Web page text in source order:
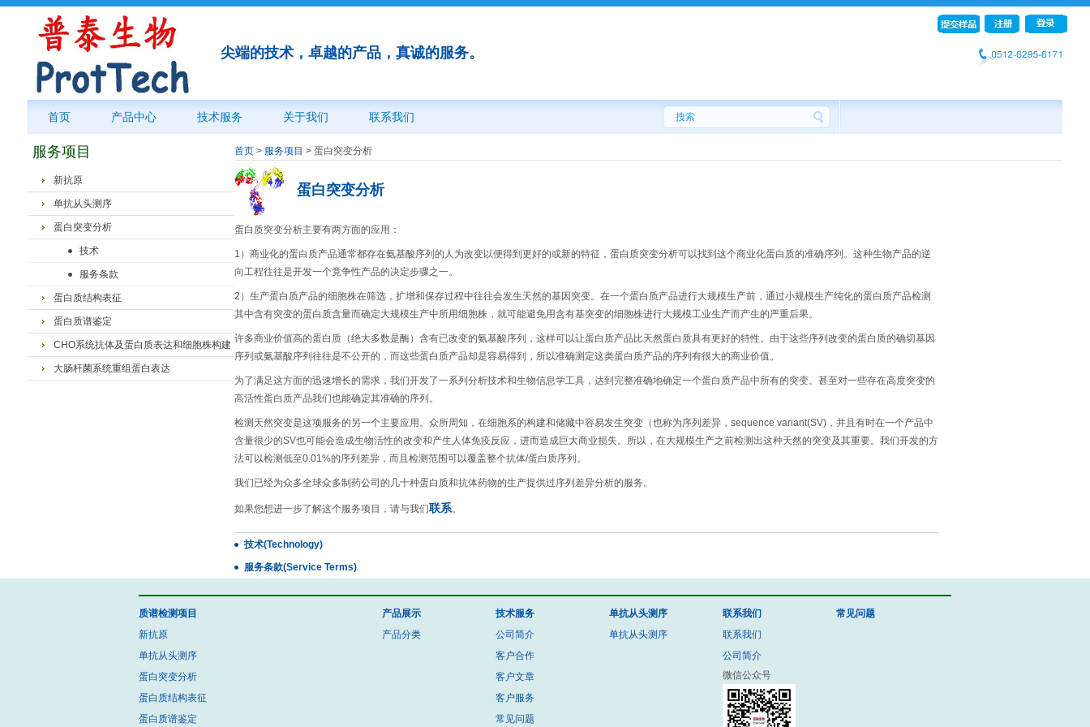
尖端的技术，卓越的产品，真诚的服务。
首页 产品中心 技术服务 关于我们 联系我们
服务项目
新抗原
单抗从头测序
蛋白突变分析
技术
服务条款
蛋白质结构表征
蛋白质谱鉴定
CHO系统抗体及蛋白质表达和细胞株构建
大肠杆菌系统重组蛋白表达
首页> 服务项目 > 蛋白突变分析
蛋白突变分析
蛋白质突变分析主要有两方面的应用：
1）商业化的蛋白质产品通常都存在氨基酸序列的人为改变以便得到更好的或新的特征，蛋白质突变分析可以找到这个商业化蛋白质的准确序列。这种生物产品的逆
向工程往往是开发一个竟争性产品的决定步骤之一。
2）生产蛋白质产品的细胞株在筛选，扩增和保存过程中往往会发生天然的基因突变。在一个蛋白质产品进行大规模生产前，通过小规模生产纯化的蛋白质产品检测
其中含有突变的蛋白质含量而确定大规模生产中所用细胞株，就可能避免用含有基突变的细胞株进行大规模工业生产而产生的严重后果。
许多商业价值高的蛋白质（绝大多数是酶）含有已改变的氨基酸序列，这样可以让蛋白质产品比天然蛋白质具有更好的特性。由于这些序列改变的蛋白质的确切基因
序列或氨基酸序列往往是不公开的，而这些蛋白质产品却是容易得到，所以准确测定这类蛋白质产品的序列有很大的商业价值。
为了满足这方面的迅速增长的需求，我们开发了一系列分析技术和生物信息学工具，达到完整准确地确定一个蛋白质产品中所有的突变。甚至对一些存在高度突变的
高活性蛋白质产品我们也能确定其准确的序列。
检测天然突变是这项服务的另一个主要应用。众所周知，在细胞系的构建和储藏中容易发生突变（也称为序列差异，sequence variant(SV)，并且有时在一个产品中
含量很少的SV也可能会造成生物活性的改变和产生人体免疫反应，进而造成巨大商业损失。所以，在大规模生产之前检测出这种天然的突变及其重要。我们开发的方
法可以检测低至0.01%的序列差异，而且检测范围可以覆盖整个抗体/蛋白质序列。
我们已经为众多全球众多制药公司的几十种蛋白质和抗体药物的生产提供过序列差异分析的服务。
如果您想进一步了解这个服务项目，请与我们联系。
技术(Technology)
服务条款(Service Terms)
质谱检测项目
新抗原
单抗从头测序
蛋白突变分析
蛋白质结构表征
蛋白质谱鉴定
产品展示
产品分类
技术服务
公司简介
客户合作
客户文章
客户服务
常见问题
单抗从头测序
单抗从头测序
联系我们
联系我们
公司简介
微信公众号
常见问题